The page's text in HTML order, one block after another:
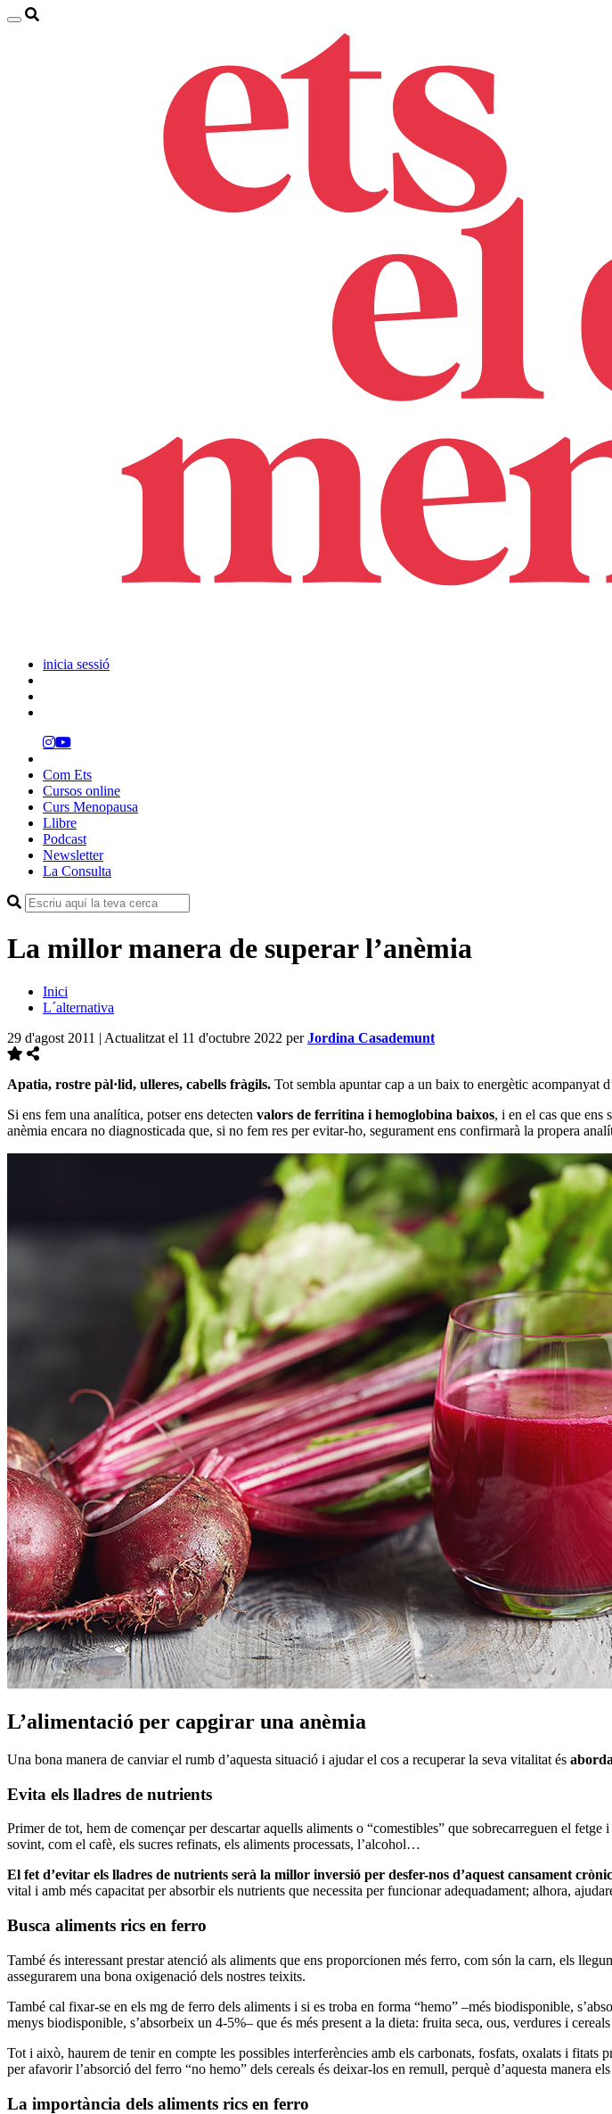
inicia sessió
Com Ets
Cursos online
Curs Menopausa
Llibre
Podcast
Newsletter
La Consulta
La millor manera de superar l’anèmia
Inici
L´alternativa
29 d'agost 2011 | Actualitzat el 11 d'octubre 2022 perJordina Casademunt
Apatia, rostre pàl·lid, ulleres, cabells fràgils. Tot sembla apuntar cap a un baix to energètic acompanyat
Si ens fem una analítica, potser ens detecten valors de ferritina i hemoglobina baixos, i en el cas que ens
anèmia encara no diagnosticada que, si no fem res per evitar-ho, segurament ens confirmarà la propera
L’alimentació per capgirar una anèmia
Una bona manera de canviar el rumb d’aquesta situació i ajudar el cos a recuperar la seva vitalitat és
Evita els lladres de nutrients
Primer de tot, hem de començar per descartar aquells aliments o “comestibles” que sobrecarreguen el
sovint, com el cafè, els sucres refinats, els aliments processats, l’alcohol…
El fet d’evitar els lladres de nutrients serà la millor inversió per desfer-nos d’aquest cansament
vital i amb més capacitat per absorbir els nutrients que necessita per funcionar adequadament; alhora,
Busca aliments rics en ferro
També és interessant prestar atenció als aliments que ens proporcionen més ferro, com són la carn, els
assegurarem una bona oxigenació dels nostres teixits.
També cal fixar-se en els mg de ferro dels aliments i si es troba en forma “hemo” –més biodisponible,
menys biodisponible, s’absorbeix un 4-5%– que és més present a la dieta: fruita seca, ous, verdures i
Tot i això, haurem de tenir en compte les possibles interferències amb els carbonats, fosfats, oxalats i
per afavorir l’absorció del ferro “no hemo” dels cereals és deixar-los en remull, perquè d’aquesta manera
La importància dels aliments rics en ferro